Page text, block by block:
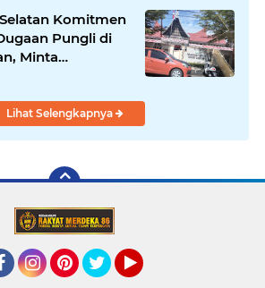
Komitmen
Pungli di
Minta
Lakukan
Lihat Selengkapnya